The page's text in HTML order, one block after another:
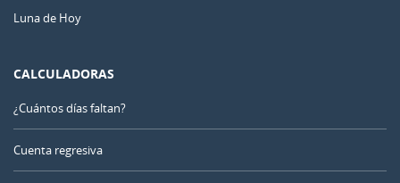
Luna de Hoy
CALCULADORAS
¿Cuántos días faltan?
Cuenta regresiva